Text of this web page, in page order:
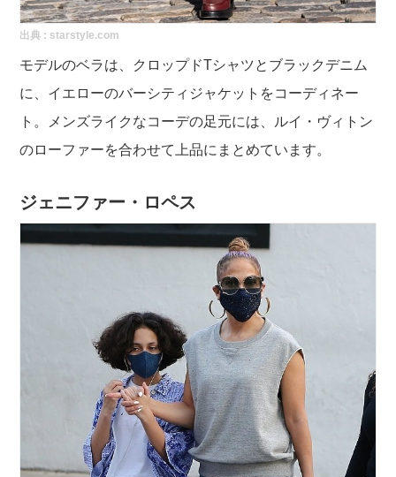
出典 : starstyle.com
モデルのベラは、クロップドTシャツとブラックデニム
に、イエローのバーシティジャケットをコーディネー
ト。メンズライクなコーデの足元には、ルイ・ヴィトン
のローファーを合わせて上品にまとめています。
ジェニファー・ロペス